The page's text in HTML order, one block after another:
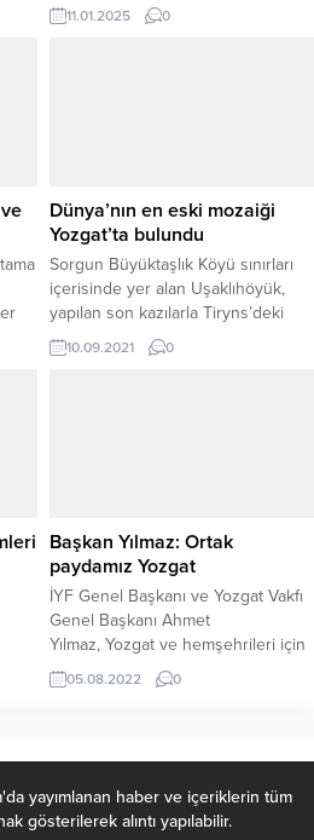
yenilikçi öğrenme alanlarının etkin
kullanımı amacıyla öğretmenlere
Müdürü İsmail Altınkaynak,
eğitimlerin öğretmenlerin mesleki
gelişiminde...
11.01.2025 0
Dünya’nın en eski mozaiği
Yozgat’ta bulundu
Sorgun Büyüktaşlık Köyü sınırları
içerisinde yer alan Uşaklıhöyük,
yapılan son kazılarla Tiryns’deki
Miken Kaldırımı’na ait dünyanın en
eski mozaiği olma unvanı elinden
10.09.2021 0
Başkan Yılmaz: Ortak
paydamız Yozgat
İYF Genel Başkanı ve Yozgat Vakfı
Genel Başkanı Ahmet
Yılmaz, Yozgat ve hemşehrileri için
çalışmaları yoğun bir şekilde
sürdürdüklerini belirterek, ortak
katkı sunmaya devam edeceklerini
söyledi.
05.08.2022 0
yayımlanan haber ve içeriklerin tüm
gösterilerek alıntı yapılabilir.